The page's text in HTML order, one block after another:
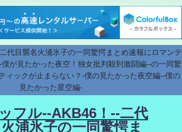
代目襲名火浦氷子の一同驚愕まとめ速報にロマンテ
僕が見たかった夜空！独女批判殺到激闘編--の一同驚
ィックが止まらない？-僕の見たかった夜空編--僕の
見たかった星空編-
フル--AKB46！--二代
火浦氷子の一同驚愕ま